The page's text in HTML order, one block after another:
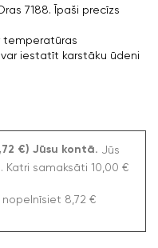
7188. Īpaši precīzs
temperatūras
iestatīt karstāku ūdeni
€) Jūsu kontā.
Jūs
Katri samaksāti 10,00 €
8,72 €